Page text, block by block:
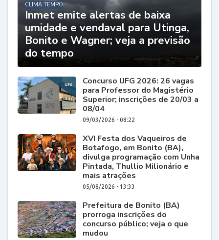
CLIMA TEMPO
Inmet emite alertas de baixa
umidade e vendaval para Utinga,
Bonito e Wagner; veja a previsão
do tempo
Concurso UFG 2026: 26 vagas
para Professor do Magistério
Superior; inscrições de 20/03 a
08/04
09/03/2026 - 08:22
XVI Festa dos Vaqueiros de
Botafogo, em Bonito (BA),
divulga programação com Unha
Pintada, Thullio Milionário e
mais atrações
05/08/2026 - 13:33
Prefeitura de Bonito (BA)
prorroga inscrições do
concurso público; veja o que
mudou